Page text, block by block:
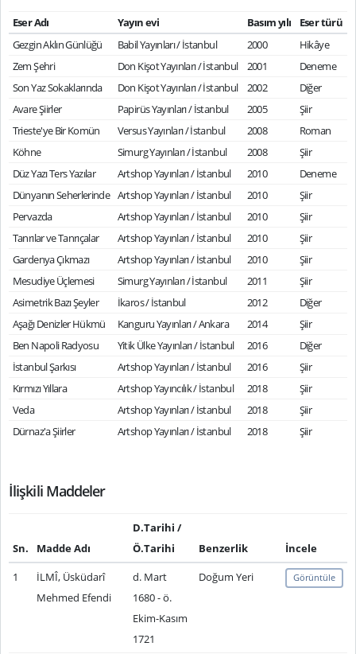
Eser Adı Yayın evi Basım yılı
Eser türü
Gezgin Aklın Günlüğü
Babil Yayınları / İstanbul 2000
Hikâye
Zem Şehri
Don Kişot Yayınları / İstanbul 2001
Deneme
Son Yaz Sokaklarında
Don Kişot Yayınları / İstanbul 2002
Diğer
Avare Şiirler
Papirüs Yayınları / İstanbul 2005
Şiir
Trieste'ye Bir Komün
Versus Yayınları / İstanbul 2008
Roman
Köhne
Simurg Yayınları / İstanbul 2008
Şiir
Düz Yazı Ters Yazılar
Artshop Yayınları / İstanbul 2010
Deneme
Dünyanın Seherlerinde Artshop Yayınları / İstanbul 2010
Şiir
Pervazda
Artshop Yayınları / İstanbul 2010
Şiir
Tanrılar ve Tanrıçalar
Artshop Yayınları / İstanbul 2010
Şiir
Gardenya Çıkmazı
Artshop Yayınları / İstanbul 2010
Şiir
Mesudiye Üçlemesi
Simurg Yayınları / İstanbul 2011
Şiir
Asimetrik Bazı Şeyler
İkaros / İstanbul 2012
Diğer
Aşağı Denizler Hükmü
Kanguru Yayınları / Ankara 2014
Şiir
Ben Napoli Radyosu
Yitik Ülke Yayınları / İstanbul 2016
Diğer
İstanbul Şarkısı
Artshop Yayınları / İstanbul 2016
Şiir
Kırmızı Yıllara
Artshop Yayıncılık / İstanbul 2018
Şiir
Veda
Artshop Yayınları / İstanbul 2018
Şiir
Dürnaz'a Şiirler
Artshop Yayınları / İstanbul 2018 Şiir
İlişkili Maddeler
Sn. Madde Adı
D.Tarihi /
Ö.Tarihi
Benzerlik
İncele
1
İLMÎ, Üsküdarî
Mehmed Efendi
d. Mart
1680 - ö.
Ekim-Kasım
1721
Doğum Yeri Görüntüle